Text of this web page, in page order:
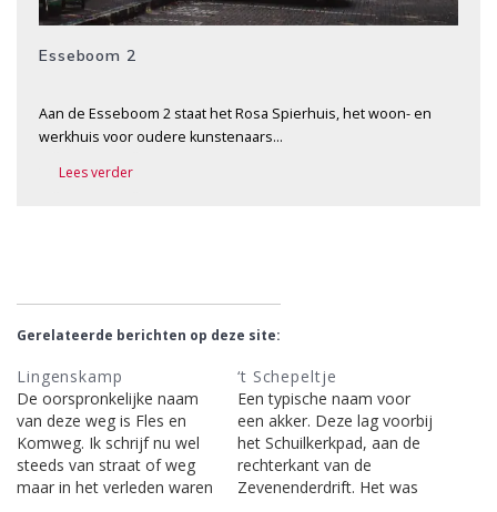
Esseboom 2
Aan de Esseboom 2 staat het Rosa Spierhuis, het woon- en
werkhuis voor oudere kunstenaars…
Lees verder
Gerelateerde berichten op deze site:
Lingenskamp
De oorspronkelijke naam
van deze weg is Fles en
Komweg. Ik schrijf nu wel
steeds van straat of weg
maar in het verleden waren
‘t Schepeltje
Een typische naam voor
een akker. Deze lag voorbij
het Schuilkerkpad, aan de
rechterkant van de
Zevenenderdrift. Het was